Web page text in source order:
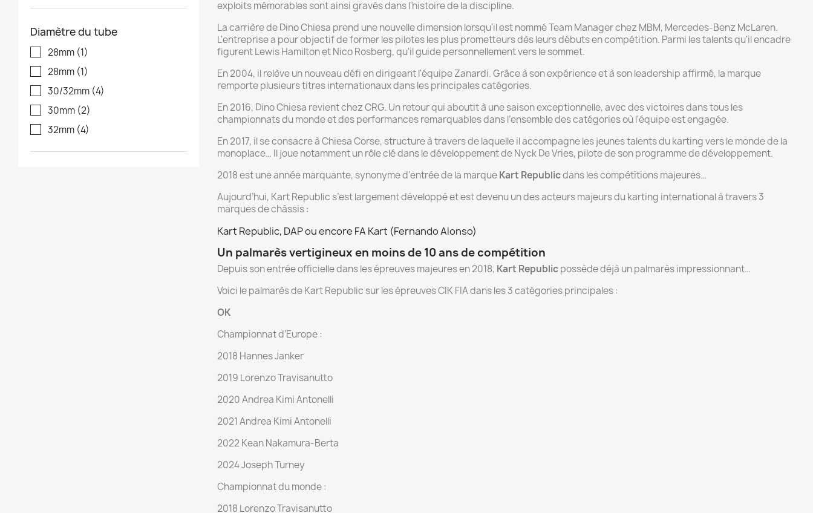
Diamètre du tube
28mm (1)
28mm (1)
30/32mm (4)
30mm (2)
32mm (4)
exploits mémorables sont ainsi gravés dans l'histoire de la discipline.
La carrière de Dino Chiesa prend une nouvelle dimension lorsqu'il est nommé Team Manager chez MBM, Mercedes-Benz McLaren.
L'entreprise a pour objectif de former les pilotes les plus prometteurs dès leurs débuts en compétition. Parmi les talents qu'il encadre
figurent Lewis Hamilton et Nico Rosberg, qu'il guide personnellement vers le sommet.
En 2004, il relève un nouveau défi en dirigeant l'équipe Zanardi. Grâce à son expérience et à son leadership affirmé, la marque
remporte plusieurs titres internationaux dans les principales catégories.
En 2016, Dino Chiesa revient chez CRG. Un retour qui aboutit à une saison exceptionnelle, avec des victoires dans tous les
championnats du monde et des performances remarquables dans l’ensemble des catégories où l'équipe est engagée.
En 2017, il se consacre à Chiesa Corse, structure à travers de laquelle il accompagne les jeunes talents du karting vers le monde de la
monoplace… Il joue notamment un rôle clé dans le développement de Nyck De Vries, pilote de son programme de développement.
2018 est une année marquante, synonyme d’entrée de la marqueKart Republicdans les compétitions majeures…
Aujourd’hui, Kart Republic s’est largement développé et est devenu un des acteurs majeurs du karting international à travers 3
marques de châssis :
Kart Republic, DAP ou encore FA Kart (Fernando Alonso)
Un palmarès vertigineux en moins de 10 ans de compétition
Depuis son entrée officielle dans les épreuves majeures en 2018, Kart Republicpossède déjà un palmarès impressionnant…
Voici le palmarès de Kart Republic sur les épreuves CIK FIA dans les 3 catégories principales :
OK
Championnat d’Europe :
2018 Hannes Janker
2019 Lorenzo Travisanutto
2020 Andrea Kimi Antonelli
2021 Andrea Kimi Antonelli
2022 Kean Nakamura-Berta
2024 Joseph Turney
Championnat du monde :
2018 Lorenzo Travisanutto